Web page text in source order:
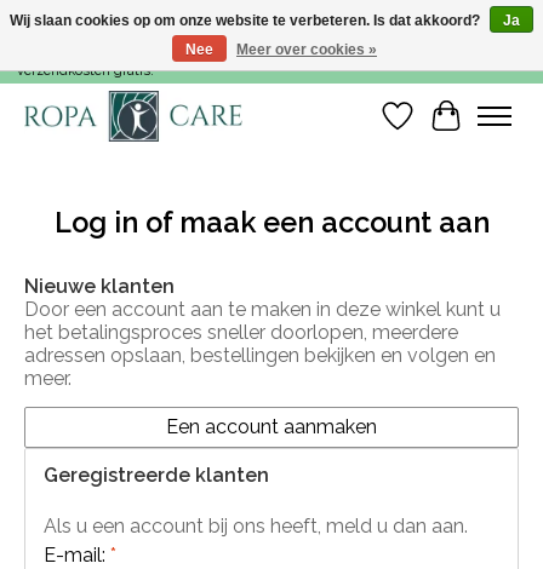
Voor 15:00 besteld, dezelfde werkdag nog verzonden! Vanaf €35,- zijn de
verzendkosten gratis!
Verlanglijst
Log in of maak een account aan
Nieuwe klanten
Door een account aan te maken in deze winkel kunt u
het betalingsproces sneller doorlopen, meerdere
adressen opslaan, bestellingen bekijken en volgen en
meer.
Een account aanmaken
Geregistreerde klanten
Als u een account bij ons heeft, meld u dan aan.
E-mail: *
Wij slaan cookies op om onze website te verbeteren. Is dat akkoord?
Ja
Nee
Meer over cookies »